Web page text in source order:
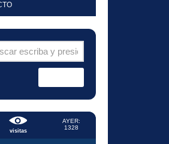
visitas
AYER:
1328